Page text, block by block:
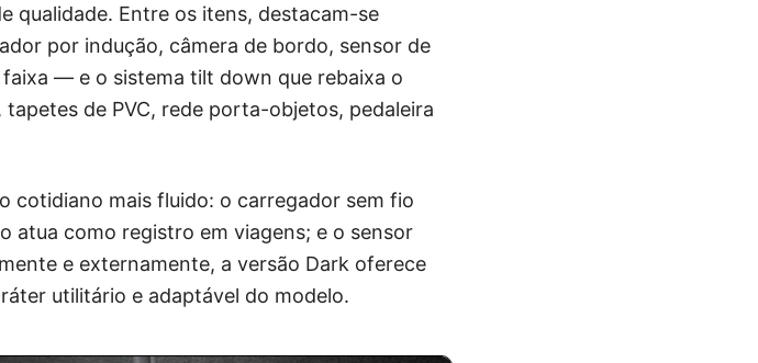
qualidade. Entre os itens, destacam-se
por indução, câmera de bordo, sensor de
— e o sistema tilt down que rebaixa o
de PVC, rede porta-objetos, pedaleira
cotidiano mais fluido: o carregador sem fio
atua como registro em viagens; e o sensor
e externamente, a versão Dark oferece
utilitário e adaptável do modelo.